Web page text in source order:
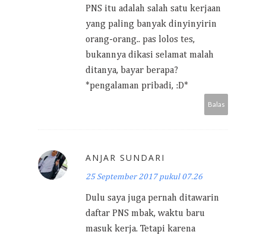
PNS itu adalah salah satu kerjaan
yang paling banyak dinyinyirin
orang-orang.. pas lolos tes,
bukannya dikasi selamat malah
ditanya, bayar berapa?
*pengalaman pribadi, :D*
Balas
ANJAR SUNDARI
25 September 2017 pukul 07.26
Dulu saya juga pernah ditawarin
daftar PNS mbak, waktu baru
masuk kerja. Tetapi karena